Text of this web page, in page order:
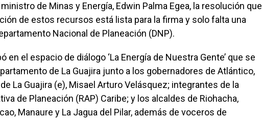
de Minas y Energía, Edwin Palma Egea, la resolución que
de estos recursos está lista para la firma y solo falta una
Nacional de Planeación (DNP).
en el espacio de diálogo ‘La Energía de Nuestra Gente’ que se
de La Guajira junto a los gobernadores de Atlántico,
La Guajira (e), Misael Arturo Velásquez; integrantes de la
de Planeación (RAP) Caribe; y los alcaldes de Riohacha,
Manaure y La Jagua del Pilar, además de voceros de